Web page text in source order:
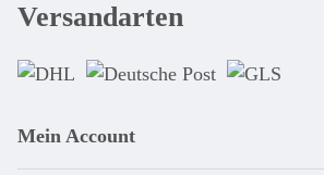
Versandarten
Mein Account